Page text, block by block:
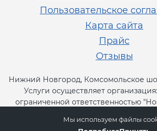
Пользовательское
Карта сайта
Прайс
Отзывы
Нижний Новгород, Комсомольское
Услуги осуществляет
ограниченной ответственностью
Мы используем файлы